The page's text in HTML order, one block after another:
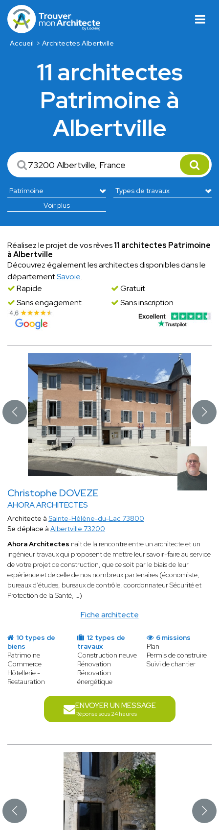
Accueil Architectes Albertville
11 architectes
Patrimoine à
Albertville
Voir plus
Réalisez le projet de vos rêves11 architectes Patrimoine
à Albertville.
Découvrez également les architectes disponibles dans le
départementSavoie.
Rapide
Gratuit
Sans engagement
Sans inscription
Christophe DOVEZE
AHORA ARCHITECTES
Fiche architecte
Architecte à Sainte-Hélène-du-Lac 73800
Se déplace à Albertville 73200
Ahora Architectes nait de la rencontre entre un architecte et un
ingénieur travaux qui proposent de mettre leur savoir-faire au service
de votre projet de construction, que ce soit par le biais de leur
expérience et de celle de nos nombreux partenaires (économiste,
bureaux d’études, bureaux de contrôle, coordonnateur Sécurité et
Protection de la Santé, …)
10 types de
biens
Patrimoine
Commerce
Hôtellerie -
Restauration
12 types de
travaux
Construction neuve
Rénovation
Rénovation
énergétique
6 missions
Plan
Permis de construire
Suivi de chantier
ENVOYER UN MESSAGE
Réponse sous 24 heures